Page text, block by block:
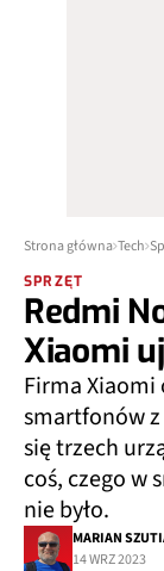
Strona główna Tech
SPRZĘT
Redmi
Xiaomi
Firma Xiaomi
smartfonów
się trzech
coś, czego w
nie było.
MARIAN
14 WRZ 2023